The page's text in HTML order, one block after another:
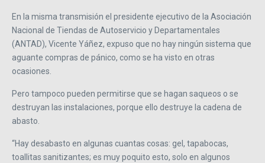
En la misma transmisión el presidente ejecutivo de la Asociación
Nacional de Tiendas de Autoservicio y Departamentales
(ANTAD), Vicente Yáñez, expuso que no hay ningún sistema que
aguante compras de pánico, como se ha visto en otras
ocasiones.
Pero tampoco pueden permitirse que se hagan saqueos o se
destruyan las instalaciones, porque ello destruye la cadena de
abasto.
“Hay desabasto en algunas cuantas cosas: gel, tapabocas,
toallitas sanitizantes; es muy poquito esto, solo en algunos